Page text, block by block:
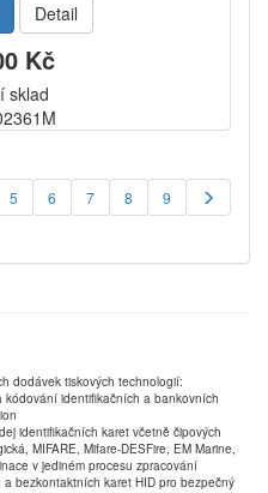
Detail
Kč
sklad
5 6 7 8 9
dodávek tiskových technologií:
kódování identifikačních a bankovních
identifikačních karet včetně čipových
MIFARE, Mifare-DESFire, EM Marine,
v jediném procesu zpracování
bezkontaktních karet HID pro bezpečný